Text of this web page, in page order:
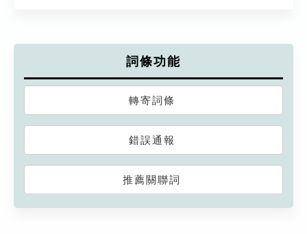
詞條功能
轉寄詞條
錯誤通報
推薦關聯詞